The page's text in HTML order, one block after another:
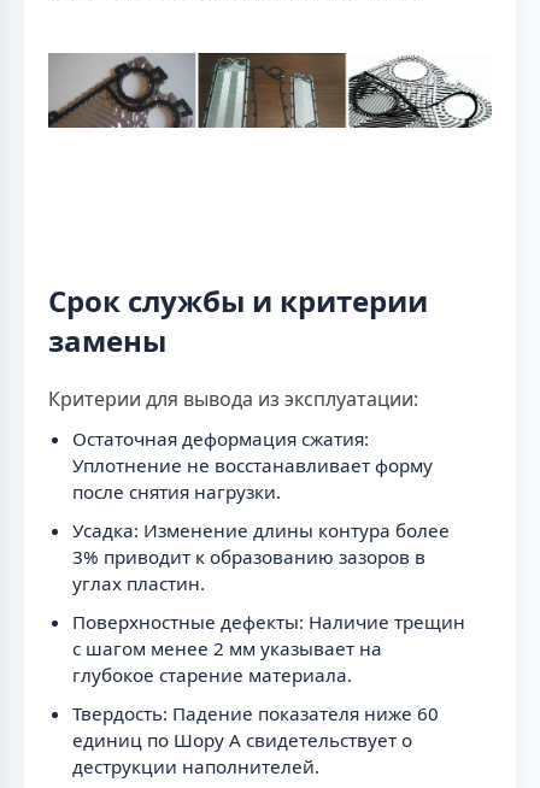
Срок службы и критерии
замены
Критерии для вывода из эксплуатации:
Остаточная деформация сжатия:
Уплотнение не восстанавливает форму
после снятия нагрузки.
Усадка: Изменение длины контура более
3% приводит к образованию зазоров в
углах пластин.
Поверхностные дефекты: Наличие трещин
с шагом менее 2 мм указывает на
глубокое старение материала.
Твердость: Падение показателя ниже 60
единиц по Шору А свидетельствует о
деструкции наполнителей.